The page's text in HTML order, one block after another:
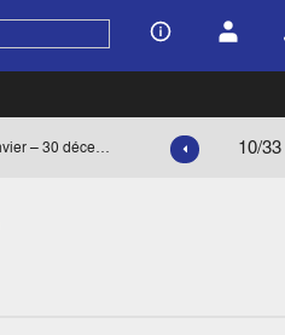
1954 (5 janvier – 30 décembre) 10/33